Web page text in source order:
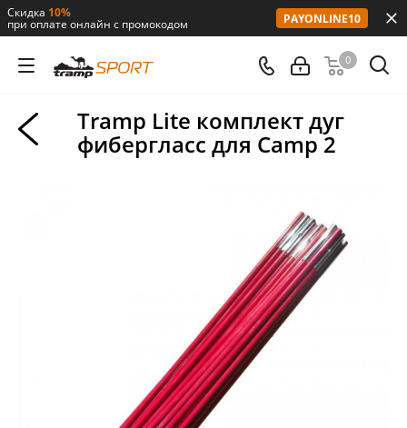
Скидка 10%
при оплате онлайн с промокодом PAYONLINE10
0
Tramp Lite комплект дуг
фибергласс для Camp 2